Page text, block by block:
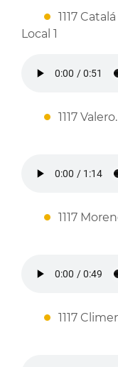
1117
Local 1
1117
1117
1117